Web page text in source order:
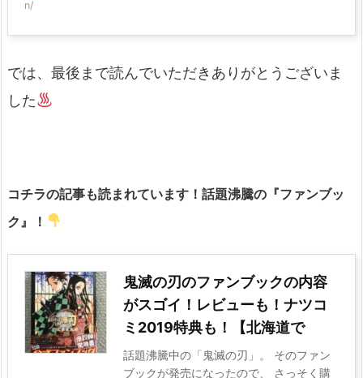
n/
では、最後まで読んでいただきありがとうございま
した
コチラの記事も読まれています！話題沸騰の『ファンブッ
ク』！
鬼滅の刃のファンブックの内容
がスゴイ！レビューも！ナツコ
ミ2019特典も！【北海道で
話題沸騰中の「鬼滅の刃」。 そのファン
ブックが発売になったので、 さっそく購